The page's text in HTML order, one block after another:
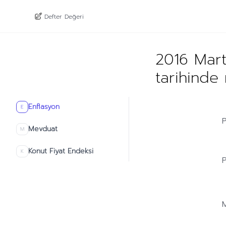
E Enflasyon
M Mevduat
K Konut Fiyat Endeksi
Defter Değeri
2016
tarihinde